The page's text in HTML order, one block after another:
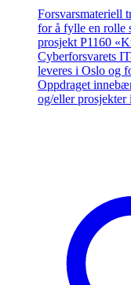
Forsvarsmateriell
for å fylle en rolle
prosjekt P1160
Cyberforsvarets
leveres i Oslo og
Oppdraget
og/eller prosjekter